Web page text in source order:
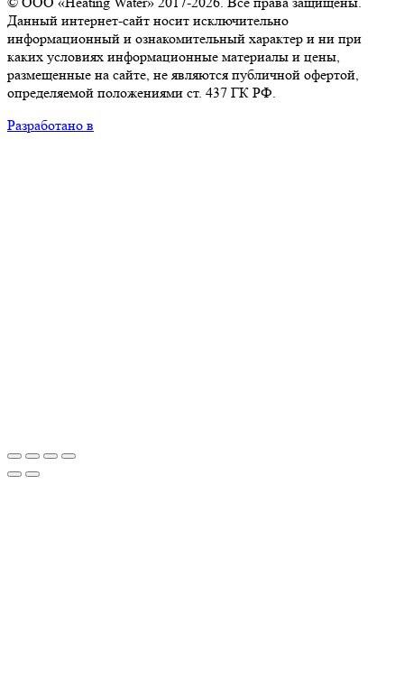
Данный интернет-сайт носит исключительно
информационный и ознакомительный характер и ни при
каких условиях информационные материалы и цены,
размещенные на сайте, не являются публичной офертой,
определяемой положениями ст. 437 ГК РФ.
Разработано в